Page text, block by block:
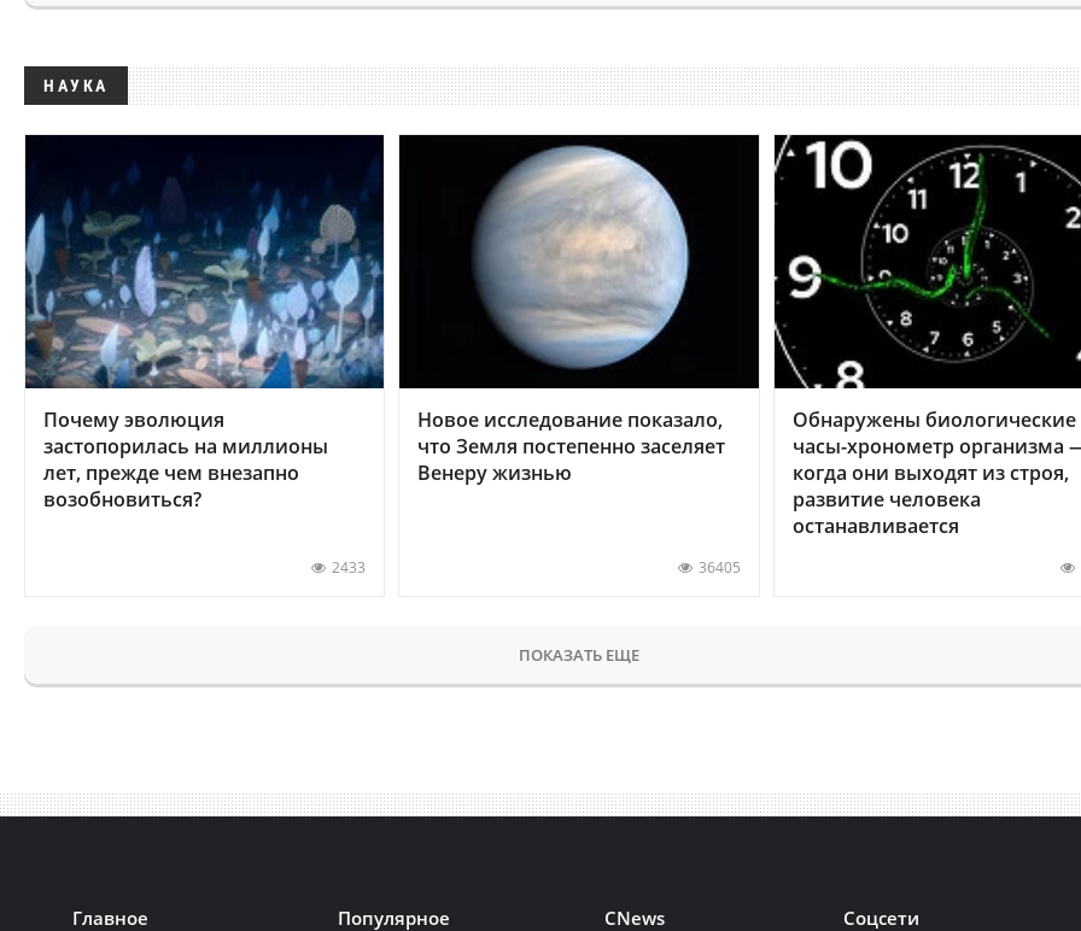
НАУКА
Почему эволюция
застопорилась на миллионы
лет, прежде чем внезапно
возобновиться?
2433
Новое исследование показало,
что Земля постепенно заселяет
Венеру жизнью
36405
Обнаружены биологические
часы-хронометр организма
когда они выходят из строя,
развитие человека
останавливается
ПОКАЗАТЬ ЕЩЕ
Главное Популярное CNews Соцсети